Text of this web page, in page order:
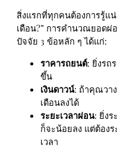
สิ่งแรกที่ทุกคนต้องการรู้แน่
เดือน?” การคำนวณยอด
ปัจจัย 3 ข้อหลัก ๆ ได้แก่:
ราคารถยนต์: ยิ่งรถ
ขึ้น
เงินดาวน์: ถ้าคุณวา
เดือนลงได้
ระยะเวลาผ่อน: ยิ่ง
ก็จะน้อยลง แต่ต้อง
เวลา